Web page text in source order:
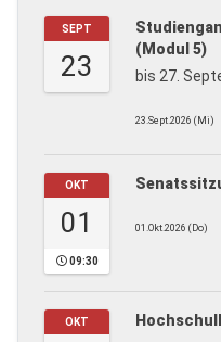
SEPT
23
(Modul 5)
bis 27.
23.Sept.2026 (Mi)
OKT
01
09:30
01.Okt.2026 (Do)
OKT